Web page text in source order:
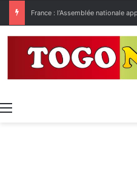
France : l’Assemblée nationale
Menu